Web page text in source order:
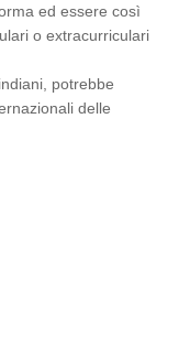
ed essere così
o extracurriculari
potrebbe
delle